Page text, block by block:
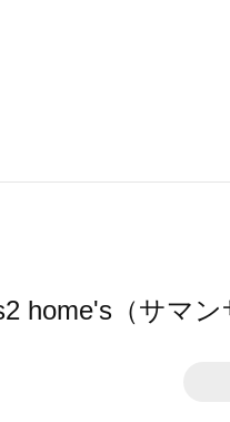
home's（サマ